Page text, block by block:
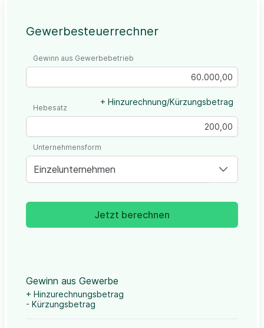
Gewerbesteuerrechner
Gewinn aus Gewerbebetrieb
+ Hinzurechnung/Kürzungsbetrag
Hebesatz
Einzelunternehmen
Unternehmensform
Jetzt berechnen
Gewinn aus Gewerbe
+ Hinzurechnungsbetrag
- Kürzungsbetrag